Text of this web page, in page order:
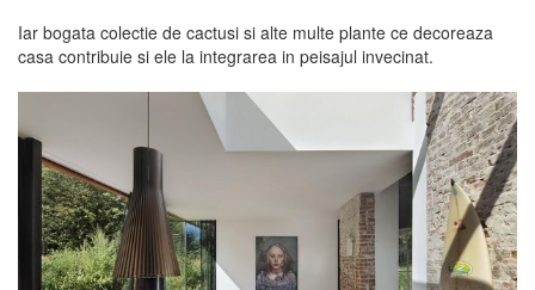
Iar bogata colectie de cactusi si alte multe plante ce decoreaza
casa contribuie si ele la integrarea in peisajul invecinat.